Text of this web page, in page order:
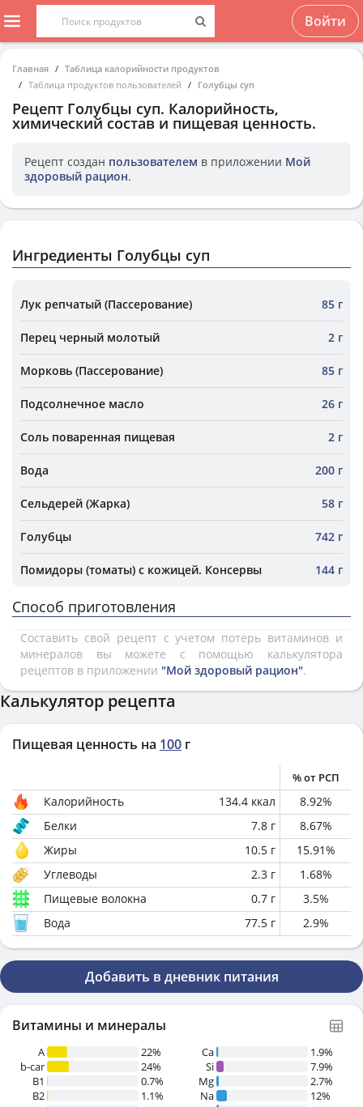
Войти
Главная
Таблица калорийности продуктов
Таблица продуктов пользователей
Голубцы суп
Рецепт Голубцы суп. Калорийность,
химический состав и пищевая ценность.
Рецепт создан пользователем в приложении Мой
здоровый рацион.
Ингредиенты Голубцы суп
Лук репчатый (Пассерование) 85 г
Перец черный молотый 2 г
Морковь (Пассерование) 85 г
Подсолнечное масло 26 г
Соль поваренная пищевая 2 г
Вода 200 г
Сельдерей (Жарка) 58 г
Голубцы 742 г
Помидоры (томаты) с кожицей. Консервы 144 г
Способ приготовления
Составить свой рецепт с учетом потерь витаминов и
минералов вы можете с помощью калькулятора
рецептов в приложении "Мой здоровый рацион".
Калькулятор рецепта
Пищевая ценность на 100 г
% от РСП
Калорийность 134.4 ккал 8.92%
Белки
7.8 г 8.67%
Жиры
10.5 г 15.91%
Углеводы
2.3 г 1.68%
Пищевые волокна
0.7 г 3.5%
Вода
77.5 г 2.9%
Добавить в дневник питания
Витамины и минералы
A
22%
b-car
24%
В1
0.7%
B2
1.1%
Ca
1.9%
Si
7.9%
Mg
2.7%
Na
12%